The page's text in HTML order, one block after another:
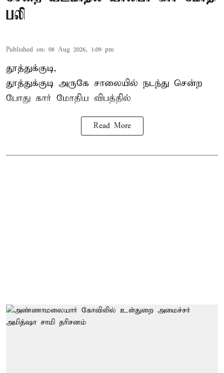
பலி
Published on: 08 Aug 2026, 1:09 pm
தூத்துக்குடி,
தூத்துக்குடி அருகே சாலையில் நடந்து சென்ற
போது கார் மோதிய விபத்தில்
Read More